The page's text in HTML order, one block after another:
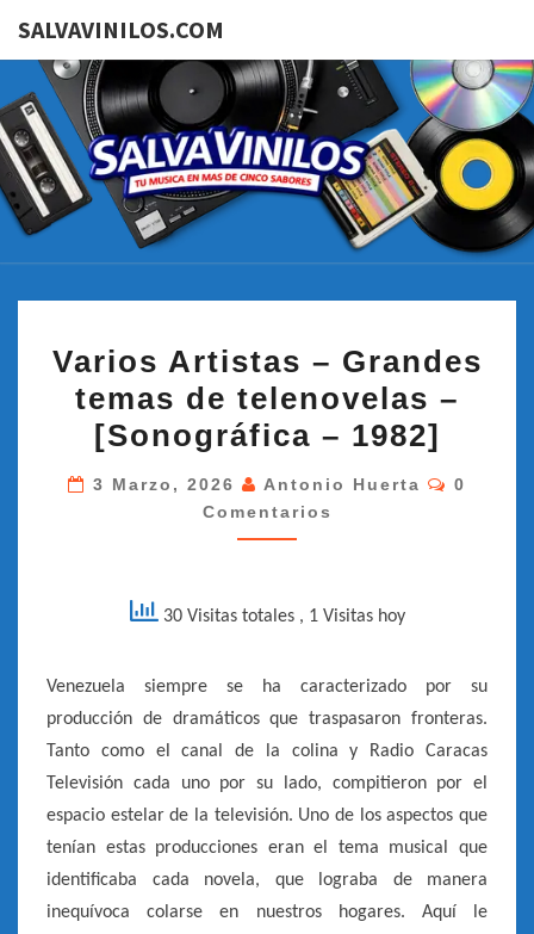
SALVAVINILOS.COM
Tu
Música
En Más
Sabores
ARTISTAS
–
GRANDES
DE
–
Varios Artistas – Grandes
temas de telenovelas –
[Sonográfica – 1982]
3 Marzo, 2026 Antonio Huerta
0
Comentarios
30 Visitas totales , 1 Visitas hoy
Venezuela siempre se ha caracterizado por su
producción de dramáticos que traspasaron fronteras.
Tanto como el canal de la colina y Radio Caracas
Televisión cada uno por su lado, compitieron por el
espacio estelar de la televisión. Uno de los aspectos que
tenían estas producciones eran el tema musical que
identificaba cada novela, que lograba de manera
inequívoca colarse en nuestros hogares. Aquí le